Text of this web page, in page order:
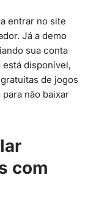
entrar no site
Já a demo
sua conta
disponível,
de jogos
não baixar
com